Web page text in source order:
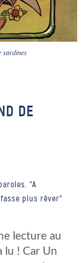
sardines
DE
"A
plus rêver"
lecture au
lu ! Car Un